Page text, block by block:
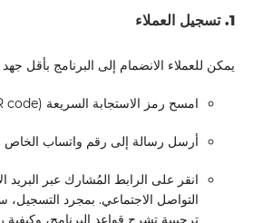
1. تسجيل العملاء
يمكن للعملاء الانضمام إلى البرنامج بأقل
امسح رمز الاستجابة السريعة (QR code) عند نقطة البيع.
أرسل رسالة إلى رقم واتساب الخاص
انقر على الرابط المُشارك عبر البريد
التواصل الاجتماعي. بمجرد التسجيل،
ترحيبية تشرح قواعد البرنامج، وكيفية